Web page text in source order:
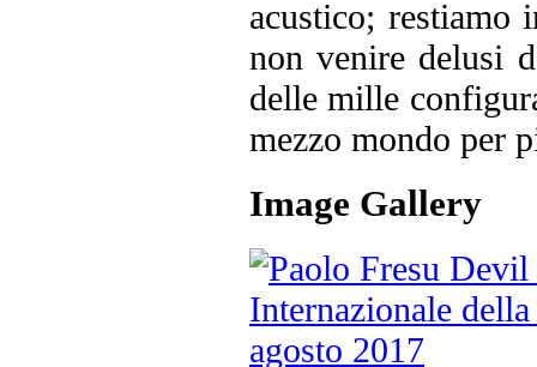
acustico; restiamo
non venire delusi
delle mille
mezzo mondo per
Image Gallery